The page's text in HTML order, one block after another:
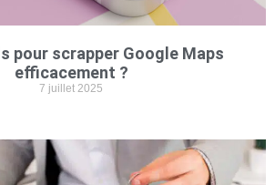
pour scrapper Google Maps
efficacement ?
7 juillet 2025